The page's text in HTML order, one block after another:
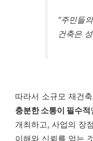
“주민들
건축은
따라서 소규모 재건
충분한 소통이 필수적
개최하고, 사업의 장
이해와 신뢰를 얻는